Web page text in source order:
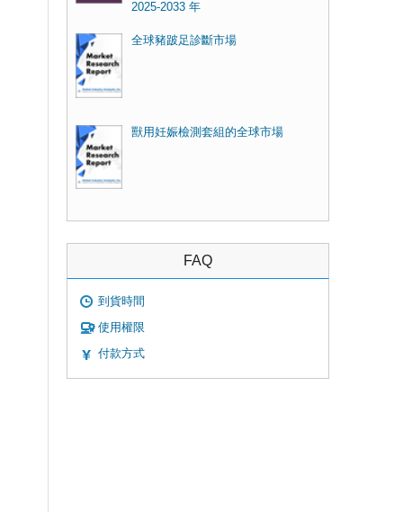
2025-2033 年
全球豬跛足診斷市場
獸用妊娠檢測套組的全球市場
FAQ
到貨時間
使用權限
付款方式